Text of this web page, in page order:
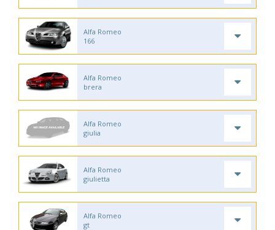
Alfa Romeo
166
Alfa Romeo
brera
Alfa Romeo
giulia
Alfa Romeo
giulietta
Alfa Romeo
gt